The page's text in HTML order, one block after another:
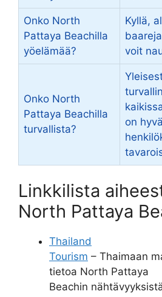
Onko North
Pattaya Beachilla
yöelämää?
Kyllä,
voit
Onko North
Pattaya Beachilla
turvallista?
on
Linkkilista
North Pattaya
Thailand
Tourism – Thaimaan
tietoa North Pattaya
Beachin